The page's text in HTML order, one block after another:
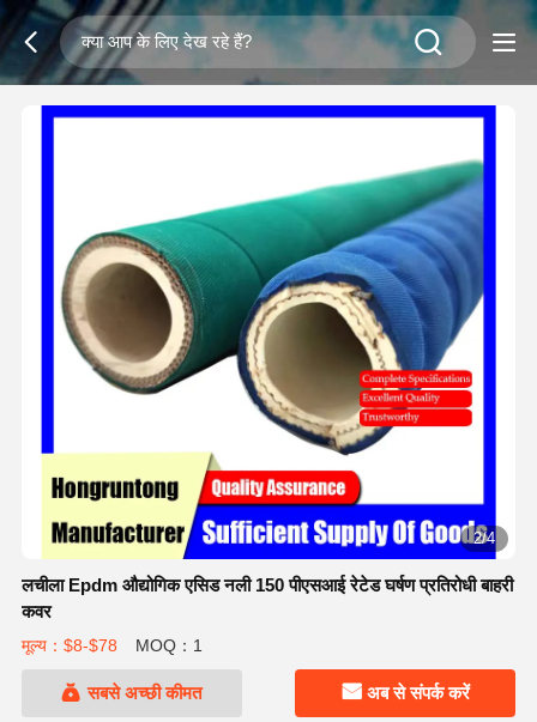
2/4
लचीला Epdm औद्योगिक एसिड नली 150 पीएसआई रेटेड घर्षण प्रतिरोधी बाहरी
कवर
मूल्य：$8-$78 MOQ：1
सबसे अच्छी कीमत अब से संपर्क करें